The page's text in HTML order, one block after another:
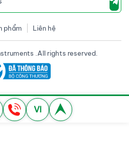
phẩm Liên hệ
.All rights reserved.
VI